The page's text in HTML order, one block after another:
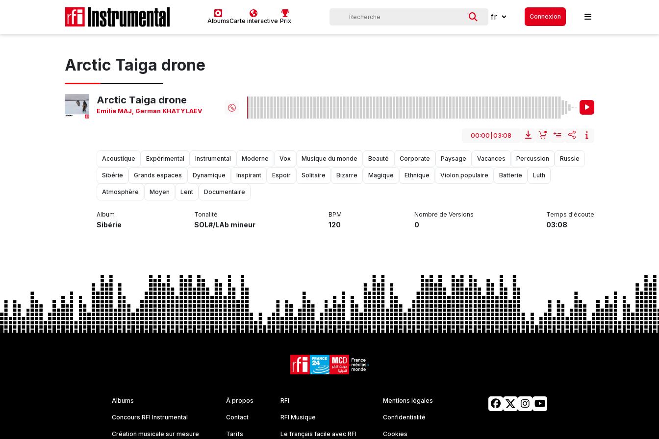
AlbumsCarte interactive Prix
Connexion
Arctic Taiga drone
Arctic Taiga drone
Emilie MAJ German KHATYLAEV
00:00 03:08
Acoustique Expérimental Instrumental Moderne Vox Musique du monde Beauté Corporate Paysage Vacances Percussion Russie
Sibérie Grands espaces Dynamique Inspirant Espoir Solitaire Bizarre Magique Ethnique Violon populaire Batterie Luth
Atmosphère Moyen Lent Documentaire
Album
Sibérie
Tonalité
SOL#/LAb mineur
BPM
120
Nombre de Versions
0
Temps d'écoute
03:08
Albums
Concours RFI Instrumental
Création musicale sur mesure
À propos
Contact
Tarifs
RFI
RFI Musique
Le français facile avec RFI
Mentions légales
Confidentialité
Cookies